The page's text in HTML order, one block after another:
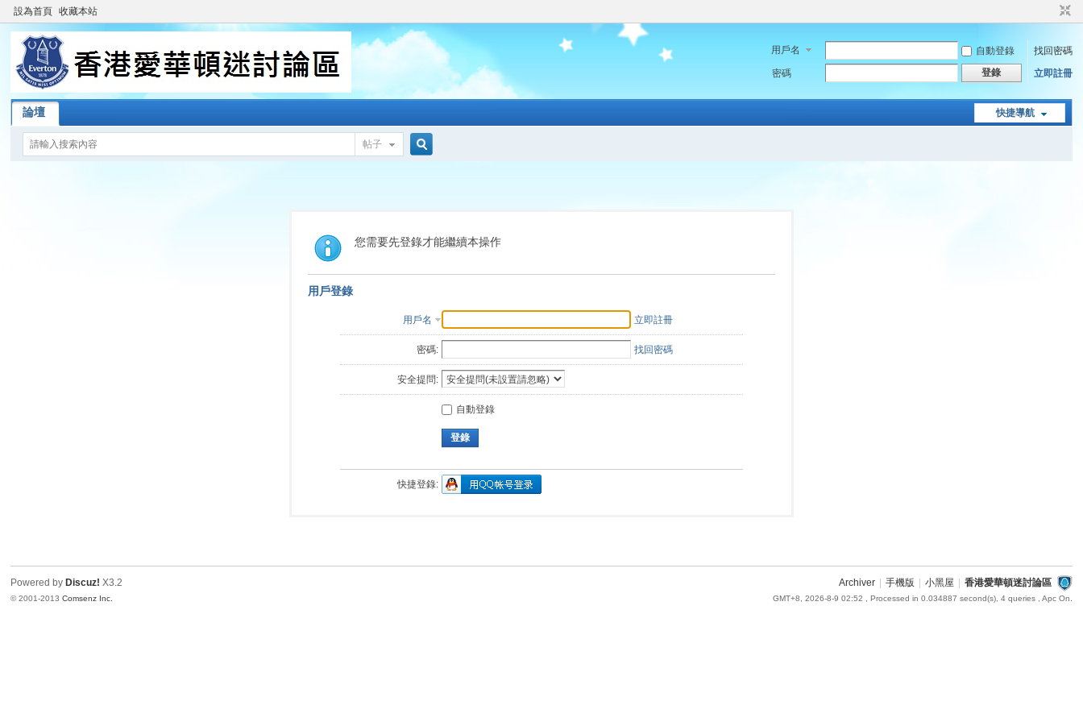
設為首頁 收藏本站
用戶名 自動登錄
找回密碼
密碼
登錄 立即註冊
快捷導航
論壇
帖子
索
您需要先登錄才能繼續本操作
用戶登錄
用戶名 立即註冊
密碼: 找回密碼
安全提問:
自動登錄
登錄
快捷登錄:
Archiver 手機版 小黑屋 香港愛華頓迷討論區
GMT+8, 2026-8-9 02:52 , Processed in 0.034887 second(s), 4 queries , Apc On.
Powered by Discuz! X3.2
© 2001-2013Comsenz Inc.